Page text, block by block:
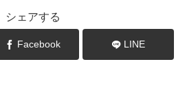
シェアする
Facebook LINE